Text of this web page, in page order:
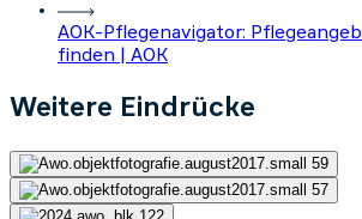
AOK-Pflegenavigator:
finden | AOK
Weitere Eindrücke